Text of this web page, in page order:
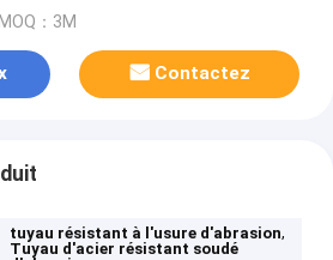
MOQ：3M
Contactez
tuyau résistant à l'usure d'abrasion,
Tuyau d'acier résistant soudé